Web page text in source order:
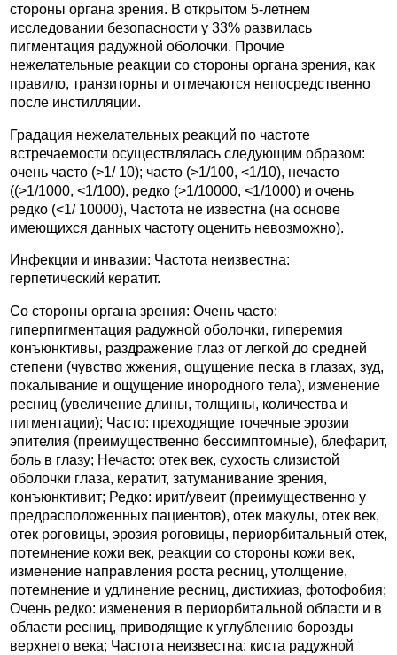
стороны органа зрения. В открытом 5-летнем
исследовании безопасности у 33% развилась
пигментация радужной оболочки. Прочие
нежелательные реакции со стороны органа зрения, как
правило, транзиторны и отмечаются непосредственно
после инстилляции.
Градация нежелательных реакций по частоте
встречаемости осуществлялась следующим образом:
очень часто (>1/ 10); часто (>1/100, <1/10), нечасто
((>1/1000, <1/100), редко (>1/10000, <1/1000) и очень
редко (<1/ 10000), Частота не известна (на основе
имеющихся данных частоту оценить невозможно).
Инфекции и инвазии: Частота неизвестна:
герпетический кератит.
Со стороны органа зрения: Очень часто:
гиперпигментация радужной оболочки, гиперемия
конъюнктивы, раздражение глаз от легкой до средней
степени (чувство жжения, ощущение песка в глазах, зуд,
покалывание и ощущение инородного тела), изменение
ресниц (увеличение длины, толщины, количества и
пигментации); Часто: преходящие точечные эрозии
эпителия (преимущественно бессимптомные), блефарит,
боль в глазу; Нечасто: отек век, сухость слизистой
оболочки глаза, кератит, затуманивание зрения,
конъюнктивит; Редко: ирит/увеит (преимущественно у
предрасположенных пациентов), отек макулы, отек век,
отек роговицы, эрозия роговицы, периорбитальный отек,
потемнение кожи век, реакции со стороны кожи век,
изменение направления роста ресниц, утолщение,
потемнение и удлинение ресниц, дистихиаз, фотофобия;
Очень редко: изменения в периорбитальной области и в
области ресниц, приводящие к углублению борозды
верхнего века; Частота неизвестна: киста радужной